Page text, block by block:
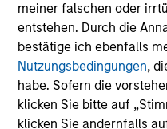
meiner falschen oder
entstehen. Durch die
bestätige ich ebenfalls
Nutzungsbedingungen,
habe. Sofern die
klicken Sie bitte auf
klicken Sie andernfalls
03-NOV-2025